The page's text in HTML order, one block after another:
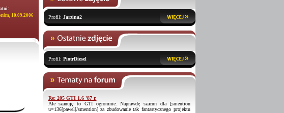
10.09.2006
Profil: Jarzina2
Profil: PiotrDiesel
Re: 205 GTI 1.6 '87 r.
Ale szanuję to GTI ogromnie. Naprawdę szacun dla [smention
u=136]pawel[/smention] za zbudowanie tak fantastycznego projektu